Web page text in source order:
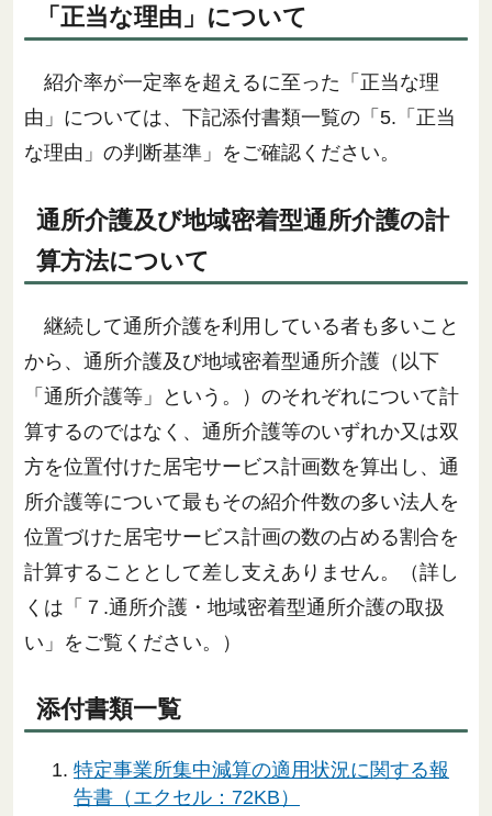
「正当な理由」について
紹介率が一定率を超えるに至った「正当な理
由」については、下記添付書類一覧の「5.「正当
な理由」の判断基準」をご確認ください。
通所介護及び地域密着型通所介護の計
算方法について
継続して通所介護を利用している者も多いこと
から、通所介護及び地域密着型通所介護（以下
「通所介護等」という。）のそれぞれについて計
算するのではなく、通所介護等のいずれか又は双
方を位置付けた居宅サービス計画数を算出し、通
所介護等について最もその紹介件数の多い法人を
位置づけた居宅サービス計画の数の占める割合を
計算することとして差し支えありません。（詳し
くは「７.通所介護・地域密着型通所介護の取扱
い」をご覧ください。）
添付書類一覧
特定事業所集中減算の適用状況に関する報
告書（エクセル：72KB）